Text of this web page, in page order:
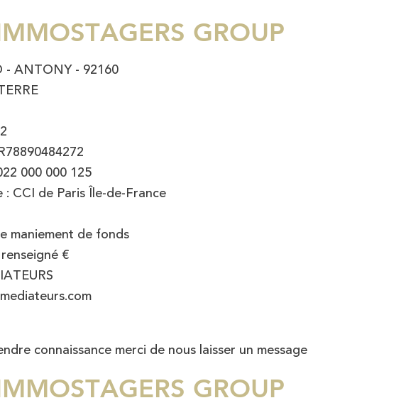
GROUP
- ANTONY - 92160
000 000 125
CCI de Paris Île-de-France
maniement de fonds
€
connaissance merci de nous laisser un message
GROUP